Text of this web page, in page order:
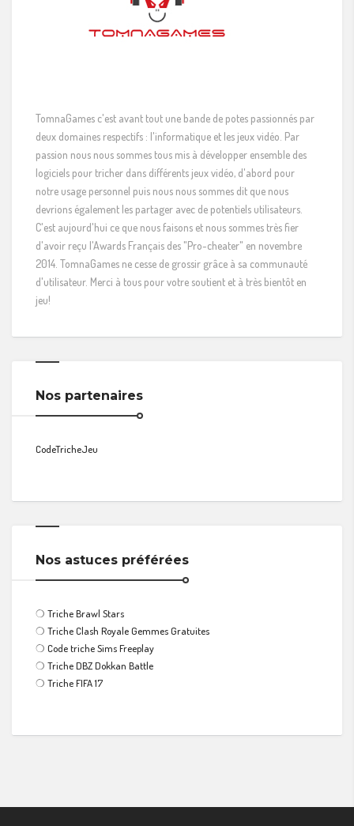
TomnaGames c'est avant tout une bande de potes passionnés par
deux domaines respectifs : l'informatique et les jeux vidéo. Par
passion nous nous sommes tous mis à développer ensemble des
logiciels pour tricher dans différents jeux vidéo, d'abord pour
notre usage personnel puis nous nous sommes dit que nous
devrions également les partager avec de potentiels utilisateurs.
C'est aujourd'hui ce que nous faisons et nous sommes très fier
d'avoir reçu l'Awards Français des "Pro-cheater" en novembre
2014. TomnaGames ne cesse de grossir grâce à sa communauté
d'utilisateur. Merci à tous pour votre soutient et à très bientôt en
jeu!
Nos partenaires
CodeTricheJeu
Nos astuces préférées
❍ Triche Brawl Stars
❍ Triche Clash Royale Gemmes Gratuites
❍ Code triche Sims Freeplay
❍ Triche DBZ Dokkan Battle
❍ Triche FIFA 17